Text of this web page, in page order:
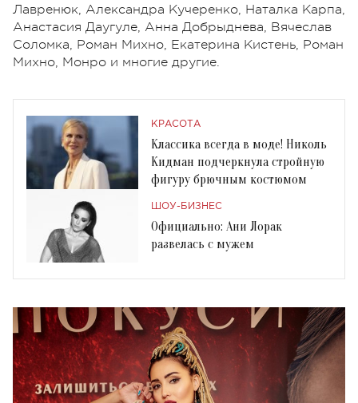
Лавренюк, Александра Кучеренко, Наталка Карпа,
Анастасия Даугуле, Анна Добрыднева, Вячеслав
Соломка, Роман Михно, Екатерина Кистень, Роман
Михно, Монро и многие другие.
КРАСОТА
Классика всегда в моде! Николь
Кидман подчеркнула стройную
фигуру брючным костюмом
ШОУ-БИЗНЕС
Официально: Ани Лорак
развелась с мужем